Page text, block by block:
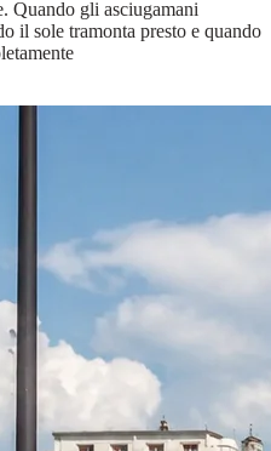
Quando gli asciugamani
il sole tramonta presto e quando